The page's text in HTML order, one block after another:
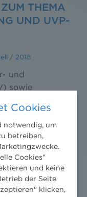
THEMA
UND UVP-
/ 2018
und
sowie
– Rechtliche
sich mit
Abwicklung von
Cookies
notwendig, um
betreiben,
Cookies"
und keine
der Seite
klicken,